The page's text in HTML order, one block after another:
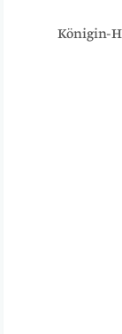
Königin-